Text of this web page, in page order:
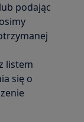
podając
listem
się o